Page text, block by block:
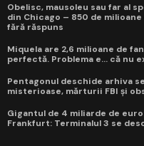
Obelisc, mausoleu sau far al
din Chicago – 850 de
fără răspuns
Miquela are 2,6 milioane de
perfectă. Problema e... că nu
Pentagonul deschide arhiva
misterioase, mărturii FBI și
Gigantul de 4 miliarde de
Frankfurt: Terminalul 3 se